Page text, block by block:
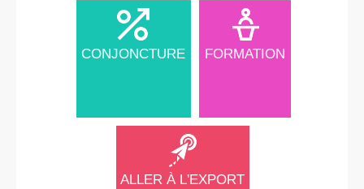
CONJONCTURE FORMATION
ALLER À L'EXPORT